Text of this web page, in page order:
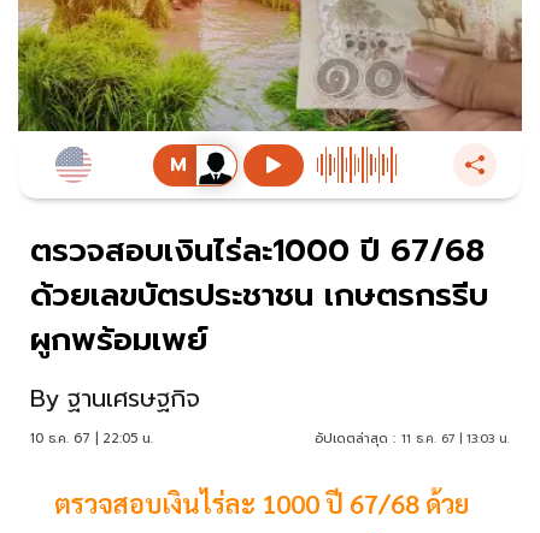
ตรวจสอบเงินไร่ละ1000 ปี 67/68
ด้วยเลขบัตรประชาชน เกษตรกรรีบ
ผูกพร้อมเพย์
By ฐานเศรษฐกิจ
10 ธ.ค. 67 | 22:05 น. อัปเดตล่าสุด : 11 ธ.ค. 67 | 13:03 น.
ตรวจสอบเงินไร่ละ 1000 ปี 67/68 ด้วย